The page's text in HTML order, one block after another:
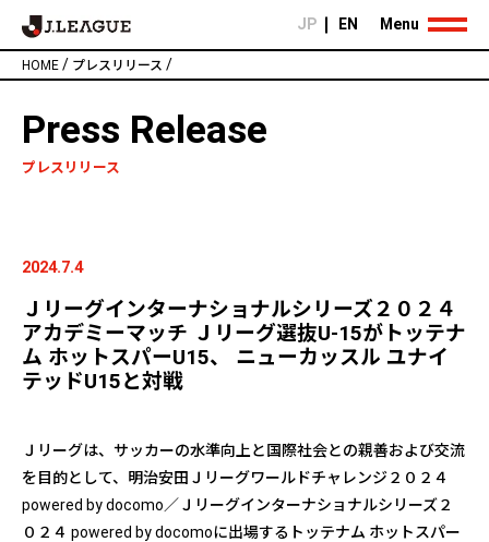
JP EN
HOME / プレスリリース /
Menu
Press Release
プレスリリース
2024.7.4
Ｊリーグインターナショナルシリーズ２０２４
アカデミーマッチ Ｊリーグ選抜U-15がトッテナ
ム ホットスパーU15、 ニューカッスル ユナイ
テッドU15と対戦
Ｊリーグは、サッカーの水準向上と国際社会との親善および交流
を目的として、明治安田Ｊリーグワールドチャレンジ２０２４
powered by docomo／Ｊリーグインターナショナルシリーズ２
０２４ powered by docomoに出場するトッテナム ホットスパー